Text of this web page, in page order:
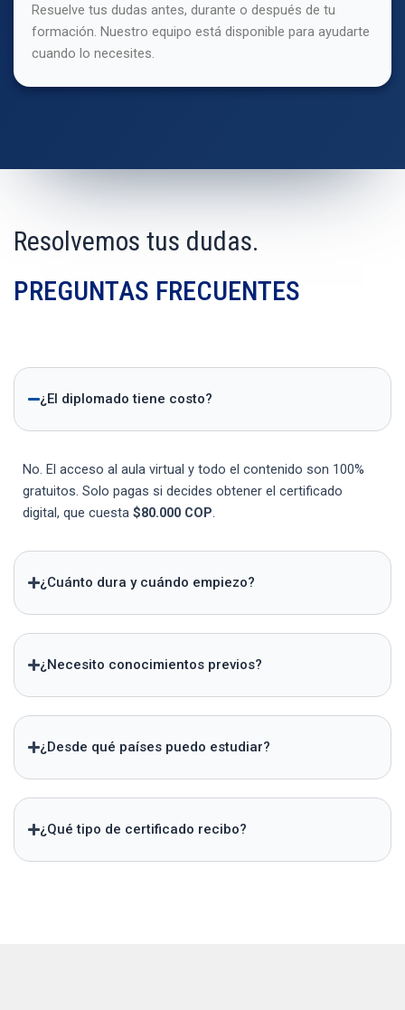
Resuelve tus dudas antes, durante o después de tu
formación. Nuestro equipo está disponible para ayudarte
cuando lo necesites.
Resolvemos tus dudas.
PREGUNTAS FRECUENTES
¿El diplomado tiene costo?
No. El acceso al aula virtual y todo el contenido son 100%
gratuitos. Solo pagas si decides obtener el certificado
digital, que cuesta $80.000 COP
¿Cuánto dura y cuándo empiezo?
¿Necesito conocimientos previos?
¿Desde qué países puedo estudiar?
¿Qué tipo de certificado recibo?